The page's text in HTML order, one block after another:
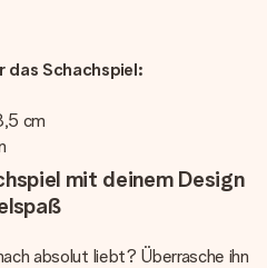
das Schachspiel:
cm
mit deinem Design
absolut liebt? Überrasche ihn